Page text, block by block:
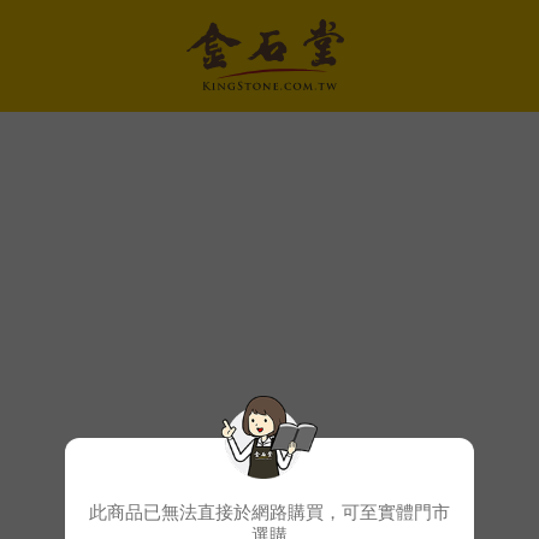
此商品已無法直接於網路購買，可至實體門市
選購